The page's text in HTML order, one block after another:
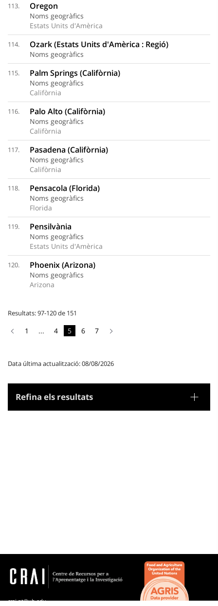
Refina els resultats
Tesaurus
113. Oregon
Noms geogràfics
Estats Units d'Amèrica
114. Ozark (Estats Units d'Amèrica : Regió)
Noms geogràfics
115. Palm Springs (Califòrnia)
Noms geogràfics
Califòrnia
116. Palo Alto (Califòrnia)
Noms geogràfics
Califòrnia
117. Pasadena (Califòrnia)
Noms geogràfics
Califòrnia
118. Pensacola (Florida)
Noms geogràfics
Florida
119. Pensilvània
Noms geogràfics
Estats Units d'Amèrica
120. Phoenix (Arizona)
Noms geogràfics
Arizona
Resultats: 97-120 de 151
1 ... 4 5 6 7
Data última actualització: 08/08/2026
crai.pt@ub.edu